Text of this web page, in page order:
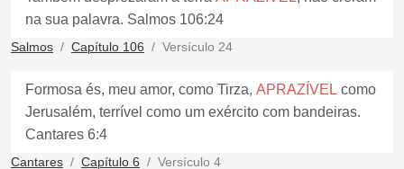
na sua palavra. Salmos 106:24
Salmos Capítulo 106 Versículo 24
Formosa és, meu amor, como Tirza, APRAZÍVEL como
Jerusalém, terrível como um exército com bandeiras.
Cantares 6:4
Cantares Capítulo 6 Versículo 4